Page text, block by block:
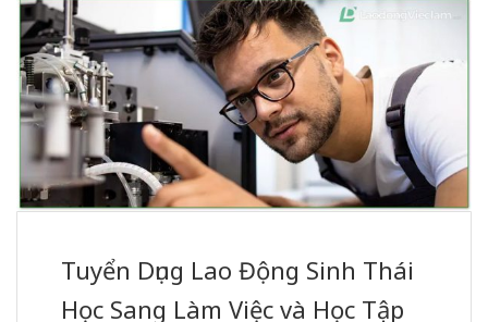
Tuyển Dụng Lao Động Sinh Thái
Học Sang Làm Việc và Học Tập